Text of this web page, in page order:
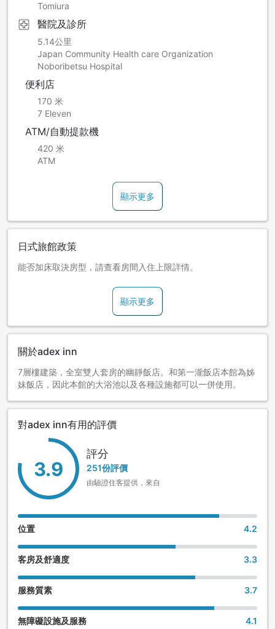
Tomiura
醫院及診所
5.14公里
Japan Community Health care Organization
Noboribetsu Hospital
便利店
170 米
7 Eleven
ATM/自動提款機
420 米
ATM
顯示更多
日式旅館政策
能否加床取決房型，請查看房間入住上限詳情。
顯示更多
關於adex inn
7層樓建築，全室雙人套房的幽靜飯店。和第一瀧飯店本館為姊
妹飯店，因此本館的大浴池以及各種設施都可以一併使用。
對adex inn有用的評價
3.9
評分
251份評價
由驗證住客提供，來自
位置 4.2
客房及舒適度 3.3
服務質素 3.7
無障礙設施及服務 4.1